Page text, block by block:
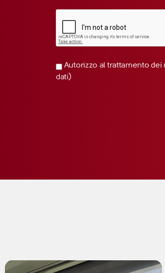
Autorizzo al trattamento dei
dati)